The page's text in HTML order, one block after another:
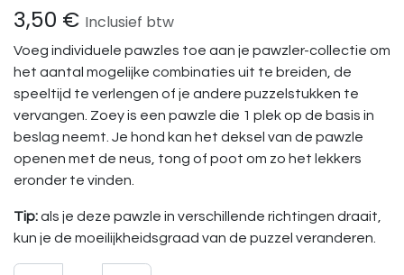
3,50 € Inclusief btw
Voeg individuele pawzles toe aan je pawzler-collectie om
het aantal mogelijke combinaties uit te breiden, de
speeltijd te verlengen of je andere puzzelstukken te
vervangen. Zoey is een pawzle die 1 plek op de basis in
beslag neemt. Je hond kan het deksel van de pawzle
openen met de neus, tong of poot om zo het lekkers
eronder te vinden.
Tip:als je deze pawzle in verschillende richtingen draait,
kun je de moeilijkheidsgraad van de puzzel veranderen.